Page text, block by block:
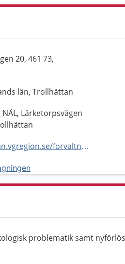
20, 461 73,
län, Trollhättan
Lärketorpsvägen
https://insidan.vgregion.se/forvaltningar/nu-sjukvarden/kontakt-och-organisation/organisation/omrade-iii/verksamheter-omrade-iii/Kvinnoklinik/avdelning-35-37/
problematik samt